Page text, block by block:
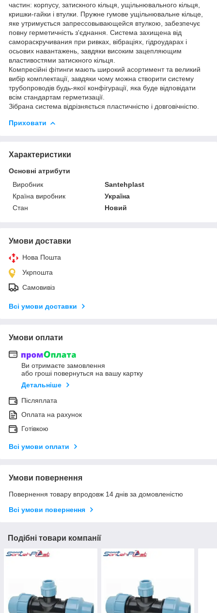
частин: корпусу, затискного кільця, ущільнювального кільця,
кришки-гайки і втулки. Пружне гумове ущільнювальне кільце,
яке утримується запрессовывающейся втулкою, забезпечує
повну герметичність з'єднання. Система захищена від
самораскручивания при ривках, вібраціях, гідроударах і
осьових навантажень, завдяки високим зацепляющим
властивостями затискного кільця.
Компресійні фітинги мають широкий асортимент та великий
вибір комплектації, завдяки чому можна створити систему
трубопроводів будь-якої конфігурації, яка буде відповідати
всім стандартам герметизації.
Зібрана система відрізняється пластичністю і довговічністю.
Приховати
Характеристики
Основні атрибути
Виробник
Santehplast
Країна виробник
Україна
Стан
Новий
Умови доставки
Нова Пошта
Укрпошта
Самовивіз
Всі умови доставки
Умови оплати
Ви отримаєте замовлення
або гроші повернуться на вашу картку
Детальніше
Післяплата
Оплата на рахунок
Готівкою
Всі умови оплати
Умови повернення
Повернення товару впродовж 14 днів за домовленістю
Всі умови повернення
Подібні товари компанії